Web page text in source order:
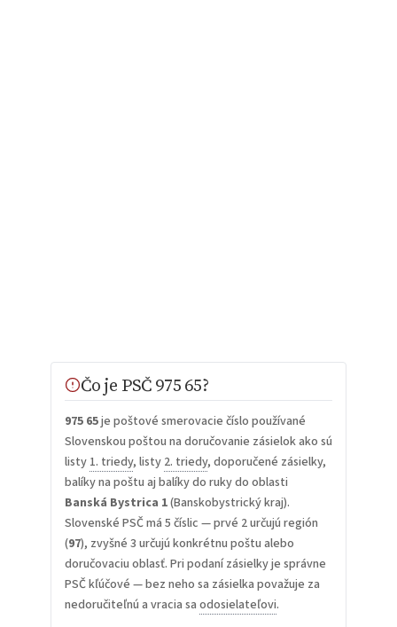
Čo je PSČ 975 65?
975 65je poštové smerovacie číslo používané
Slovenskou poštou na doručovanie zásielok ako sú
listy 1. triedy, listy 2. triedy, doporučené zásielky,
balíky na poštu aj balíky do ruky do oblasti
Banská Bystrica 1(Banskobystrický kraj).
Slovenské PSČ má 5 číslic — prvé 2 určujú región
(97), zvyšné 3 určujú konkrétnu poštu alebo
doručovaciu oblasť. Pri podaní zásielky je správne
PSČ kľúčové — bez neho sa zásielka považuje za
nedoručiteľnú a vracia sa odosielateľovi.